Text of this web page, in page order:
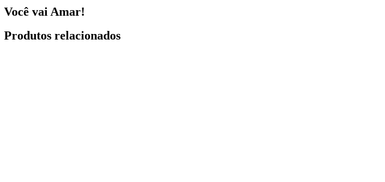
Você vai Amar!
Produtos relacionados